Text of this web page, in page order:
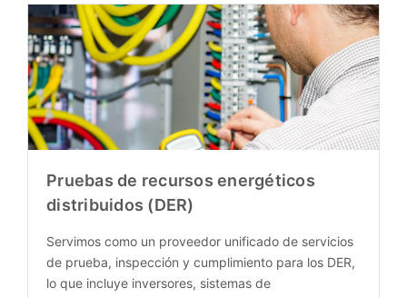
Pruebas de recursos energéticos
distribuidos (DER)
Servimos como un proveedor unificado de servicios
de prueba, inspección y cumplimiento para los DER,
lo que incluye inversores, sistemas de